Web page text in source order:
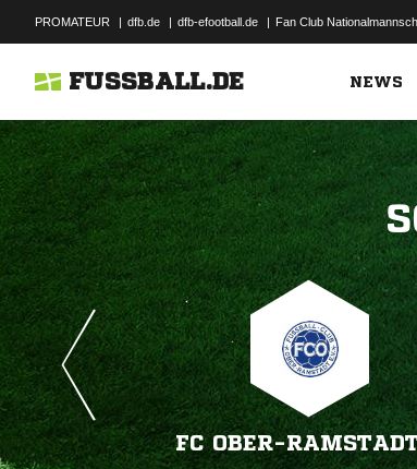
PROMATEUR | dfb.de | dfb-efootball.de | Fan Club
FUSSBALL.DE NEWS
FC OBER-